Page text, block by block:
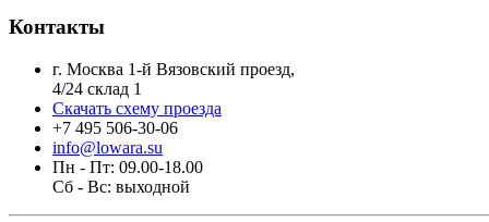
Контакты
г. Москва 1-й Вязовский проезд,
4/24 склад 1
Скачать схему проезда
+7 495 506-30-06
info@lowara.su
Пн - Пт: 09.00-18.00
Сб - Вс: выходной